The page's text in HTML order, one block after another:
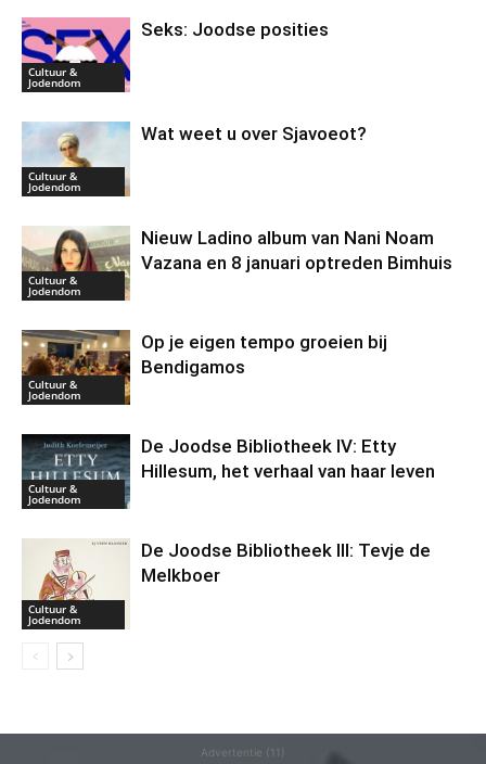
Cultuur &
Jodendom
Seks: Joodse posities
Cultuur &
Jodendom
Wat weet u over Sjavoeot?
Cultuur &
Jodendom
Nieuw Ladino album van Nani Noam
Vazana en 8 januari optreden Bimhuis
Cultuur &
Jodendom
Op je eigen tempo groeien bij
Bendigamos
Cultuur &
Jodendom
De Joodse Bibliotheek IV: Etty
Hillesum, het verhaal van haar leven
Cultuur &
Jodendom
De Joodse Bibliotheek III: Tevje de
Melkboer
Advertentie (11)